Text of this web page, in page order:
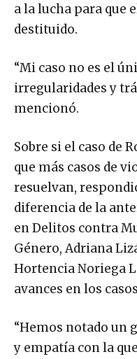
a la lucha para que
destituido.
“Mi caso no es el
irregularidades y
mencionó.
Sobre si el caso de
que más casos de
resuelvan,
diferencia de la
en Delitos contra
Género, Adriana
Hortencia Noriega
avances en los
“Hemos notado un
y empatía con la